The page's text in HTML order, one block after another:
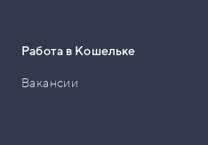
Работа в Кошельке
Вакансии